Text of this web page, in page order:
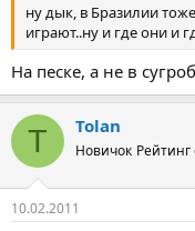
ну дык, в Бразилии
играют..ну и где они и
На песке, а не в
T Tolan
Новичок Рейтинг
10.02.2011